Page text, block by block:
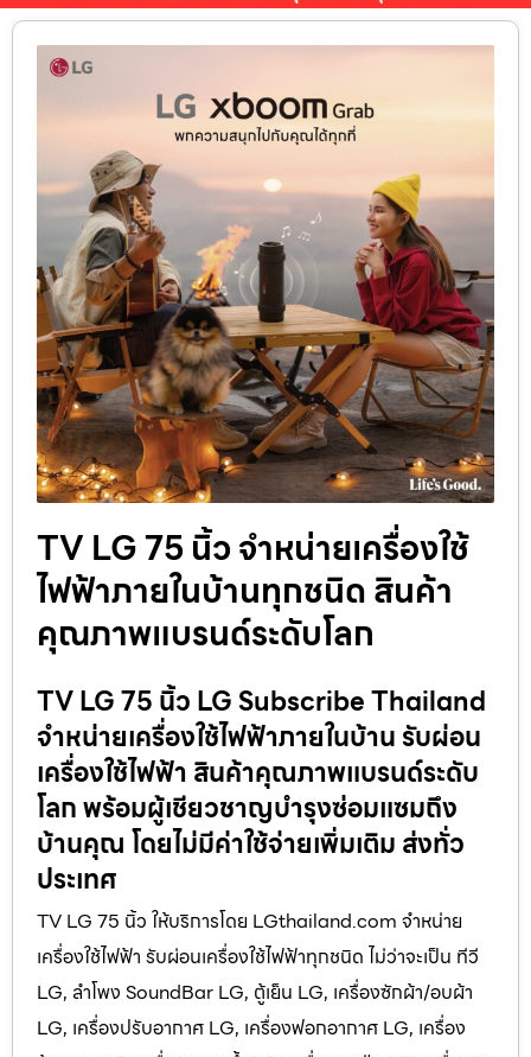
TV LG 75 นิ้ว จำหน่ายเครื่องใช้
ไฟฟ้าภายในบ้านทุกชนิด สินค้า
คุณภาพแบรนด์ระดับโลก
TV LG 75 นิ้ว LG Subscribe Thailand
จำหน่ายเครื่องใช้ไฟฟ้าภายในบ้าน รับผ่อน
เครื่องใช้ไฟฟ้า สินค้าคุณภาพแบรนด์ระดับ
โลก พร้อมผู้เชียวชาญบำรุงซ่อมแซมถึง
บ้านคุณ โดยไม่มีค่าใช้จ่ายเพิ่มเติม ส่งทั่ว
ประเทศ
TV LG 75 นิ้ว ให้บริการโดย LGthailand.com จำหน่าย
เครื่องใช้ไฟฟ้า รับผ่อนเครื่องใช้ไฟฟ้าทุกชนิด ไม่ว่าจะเป็น ทีวี
LG, ลำโพง SoundBar LG, ตู้เย็น LG, เครื่องซักผ้า/อบผ้า
LG, เครื่องปรับอากาศ LG, เครื่องฟอกอากาศ LG, เครื่อง